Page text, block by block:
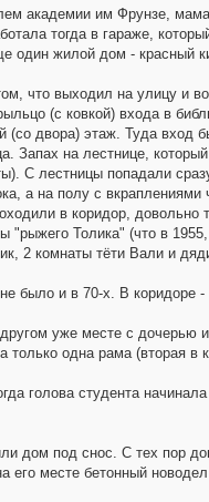
академии им Фрунзе,
тогда в гараже,
один жилой дом - красный
что выходил на улицу и
(с ковкой) входа в
(со двора) этаж. Туда вход
Запах на лестнице,
С лестницы попадали
а на полу с вкраплениями
в коридор,
Толика" (что в
2 комнаты тёти Вали и
было и в 70-х. В коридоре
уже месте с дочерью
только одна рама (вторая в
голова студента
дом под снос. С тех пор
его месте бетонный